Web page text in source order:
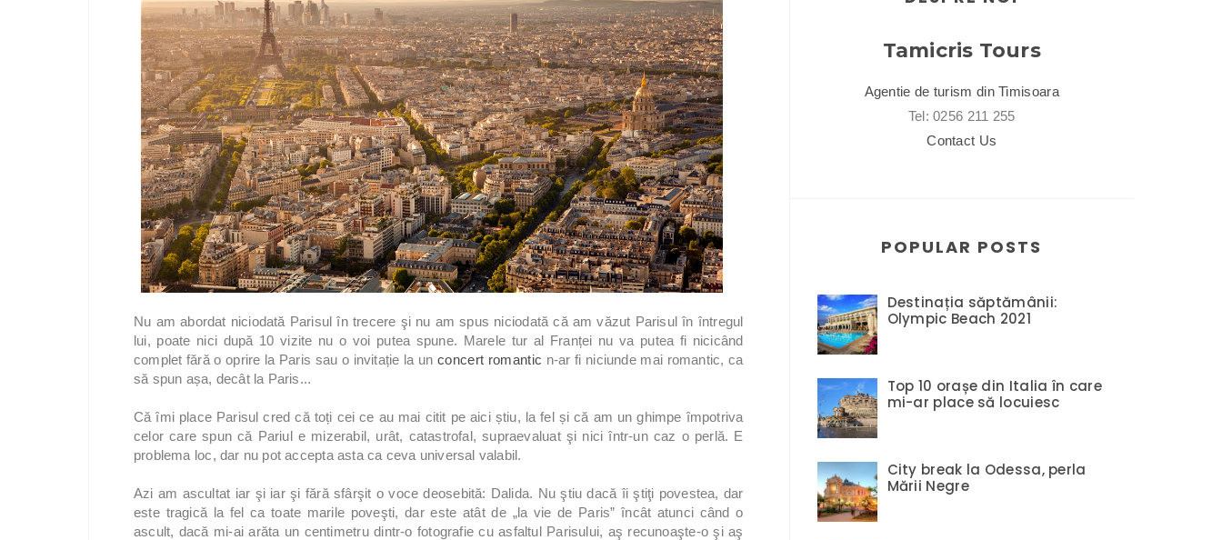
Nu am abordat niciodată Parisul în trecere şi nu am spus niciodată că am văzut Parisul în întregul
lui, poate nici după 10 vizite nu o voi putea spune. Marele tur al Franței nu va putea fi nicicând
complet fără o oprire la Paris sau o invitație la unconcert romantic n-ar fi niciunde mai romantic, ca
să spun așa, decât la Paris...
Că îmi place Parisul cred că toți cei ce au mai citit pe aici știu, la fel și că am un ghimpe împotriva
celor care spun că Pariul e mizerabil, urât, catastrofal, supraevaluat şi nici într-un caz o perlă. E
problema loc, dar nu pot accepta asta ca ceva universal valabil.
Azi am ascultat iar şi iar şi fără sfârşit o voce deosebită: Dalida. Nu ştiu dacă îi ştiţi povestea, dar
este tragică la fel ca toate marile poveşti, dar este atât de „la vie de Paris” încât atunci când o
ascult, dacă mi-ai arăta un centimetru dintr-o fotografie cu asfaltul Parisului, aş recunoaşte-o şi aş
Tamicris Tours
Agentie de turism din Timisoara
Tel: 0256 211 255
Contact Us
POPULAR POSTS
Destinația săptămânii:
Olympic Beach 2021
Top 10 orașe din Italia în care
mi-ar place să locuiesc
City break la Odessa, perla
Mării Negre